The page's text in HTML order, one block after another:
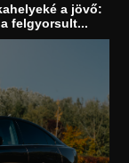
a jövő:
felgyorsult...